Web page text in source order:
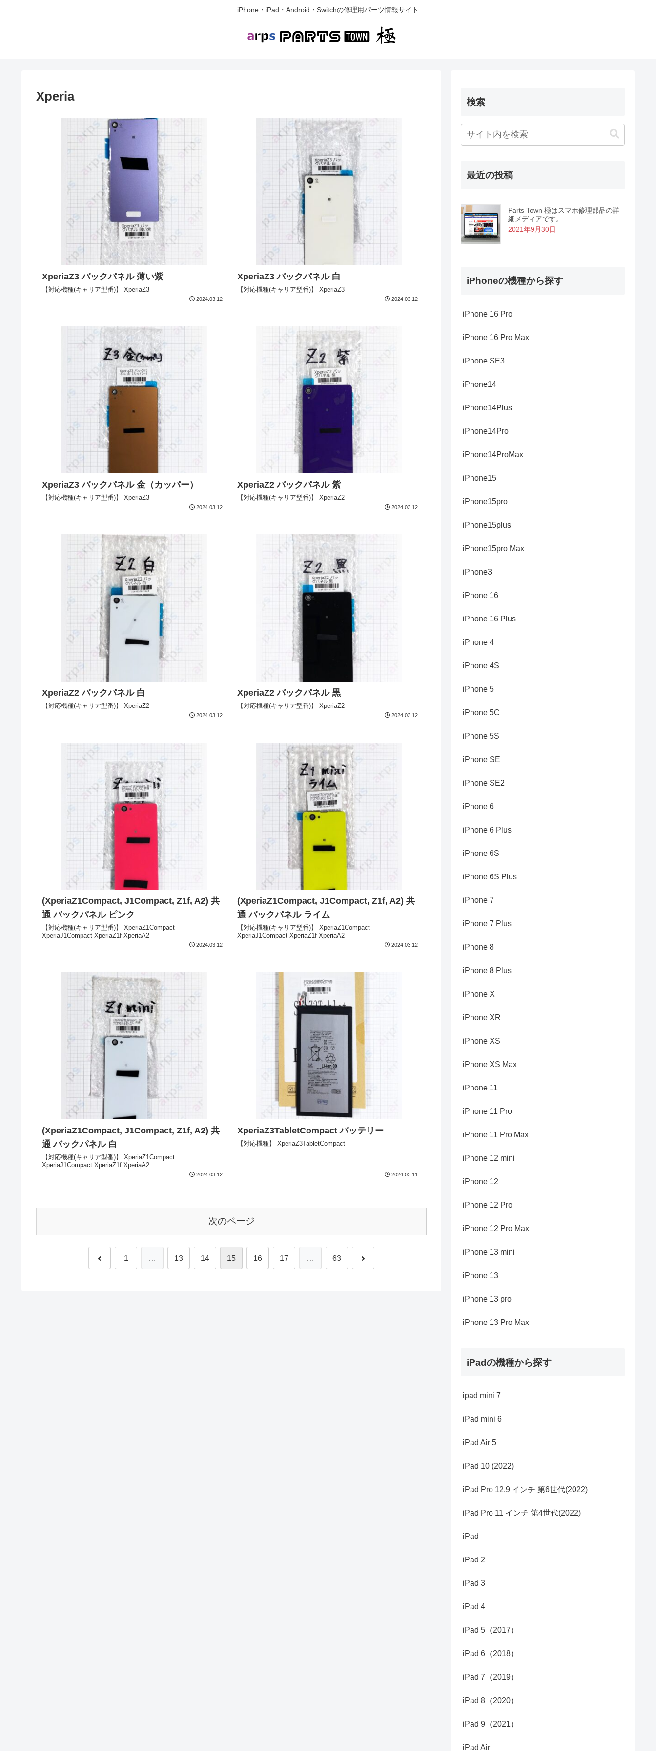
iPhone・iPad・Android・Switchの修理用パーツ情報サイト
Xperia
XperiaZ3 バックパネル 薄い紫
【対応機種(キャリア型番)】 XperiaZ3
2024.03.12
XperiaZ3 バックパネル 白
【対応機種(キャリア型番)】 XperiaZ3
2024.03.12
XperiaZ3 バックパネル 金（カッパー）
【対応機種(キャリア型番)】 XperiaZ3
2024.03.12
XperiaZ2 バックパネル 紫
【対応機種(キャリア型番)】 XperiaZ2
2024.03.12
XperiaZ2 バックパネル 白
【対応機種(キャリア型番)】 XperiaZ2
2024.03.12
XperiaZ2 バックパネル 黒
【対応機種(キャリア型番)】 XperiaZ2
2024.03.12
(XperiaZ1Compact, J1Compact, Z1f, A2) 共
通 バックパネル ピンク
【対応機種(キャリア型番)】 XperiaZ1Compact
XperiaJ1Compact XperiaZ1f XperiaA2
2024.03.12
(XperiaZ1Compact, J1Compact, Z1f, A2) 共
通 バックパネル ライム
【対応機種(キャリア型番)】 XperiaZ1Compact
XperiaJ1Compact XperiaZ1f XperiaA2
2024.03.12
(XperiaZ1Compact, J1Compact, Z1f, A2) 共
通 バックパネル 白
【対応機種(キャリア型番)】 XperiaZ1Compact
XperiaJ1Compact XperiaZ1f XperiaA2
2024.03.12
XperiaZ3TabletCompactバッテリー
【対応機種】 XperiaZ3TabletCompact
2024.03.11
次のページ
1 … 13 14 15 16 17 … 63
検索
最近の投稿
Parts Town 極はスマホ修理部品の詳
細メディアです。
2021年9月30日
iPhoneの機種から探す
iPhone 16 Pro
iPhone 16 Pro Max
iPhone SE3
iPhone14
iPhone14Plus
iPhone14Pro
iPhone14ProMax
iPhone15
iPhone15pro
iPhone15plus
iPhone15pro Max
iPhone3
iPhone 16
iPhone 16 Plus
iPhone 4
iPhone 4S
iPhone 5
iPhone 5C
iPhone 5S
iPhone SE
iPhone SE2
iPhone 6
iPhone 6 Plus
iPhone 6S
iPhone 6S Plus
iPhone 7
iPhone 7 Plus
iPhone 8
iPhone 8 Plus
iPhone X
iPhone XR
iPhone XS
iPhone XS Max
iPhone 11
iPhone 11 Pro
iPhone 11 Pro Max
iPhone 12 mini
iPhone 12
iPhone 12 Pro
iPhone 12 Pro Max
iPhone 13 mini
iPhone 13
iPhone 13 pro
iPhone 13 Pro Max
iPadの機種から探す
ipad mini 7
iPad mini 6
iPad Air 5
iPad 10 (2022)
iPad Pro 12.9 インチ 第6世代(2022)
iPad Pro 11 インチ 第4世代(2022)
iPad
iPad 2
iPad 3
iPad 4
iPad 5（2017）
iPad 6（2018）
iPad 7（2019）
iPad 8（2020）
iPad 9（2021）
iPad Air